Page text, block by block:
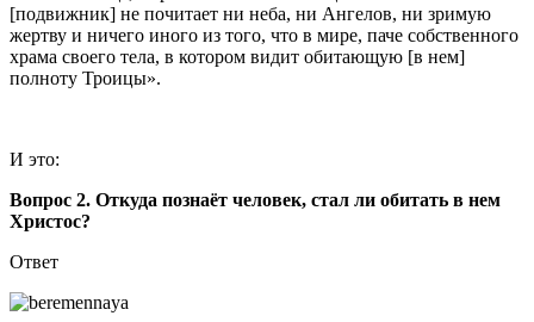
[подвижник] не почитает ни неба, ни Ангелов, ни зримую
жертву и ничего иного из того, что в мире, паче собственного
храма своего тела, в котором видит обитающую [в нем]
полноту Троицы».
И это:
Вопрос 2. Откуда познаёт человек, стал ли обитать в нем
Христос?
Ответ